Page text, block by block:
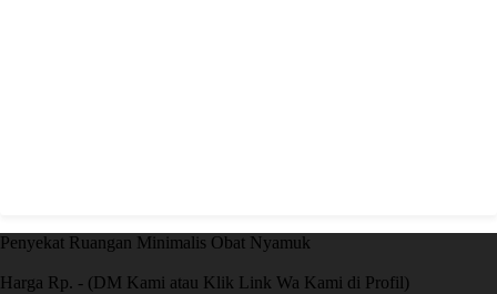
Penyekat Ruangan Minimalis Obat Nyamuk
Harga Rp. - (DM Kami atau Klik Link Wa Kami di Profil)